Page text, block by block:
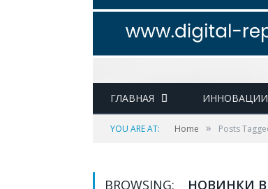
ГЛАВНАЯ
YOU ARE AT: Home » Posts
BROWSING: НОВИНКИ